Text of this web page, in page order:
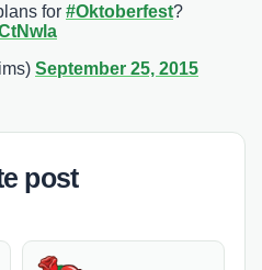
for #Oktoberfest?
September 25, 2015
post